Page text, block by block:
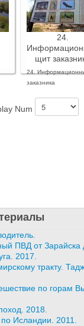
24.
щит
24.
заказника
Num
ПВД от Зарайска
2017.
тракту.
по горам
2018.
Исландии. 2011.